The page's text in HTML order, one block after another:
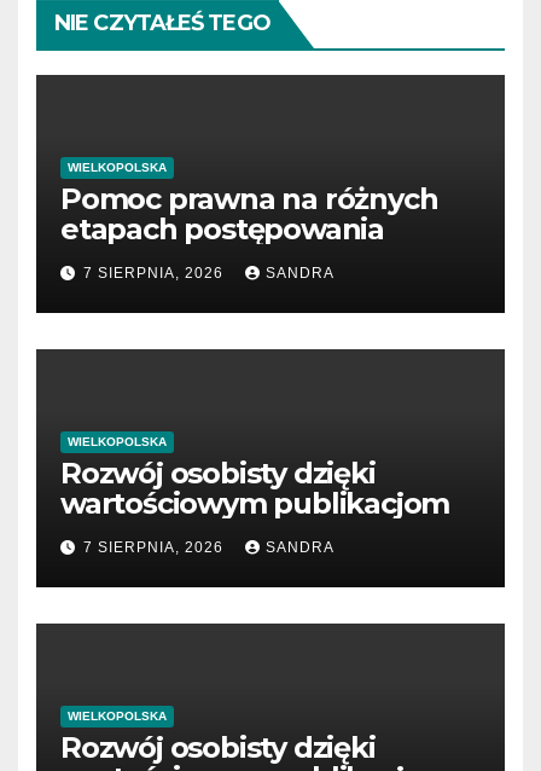
NIE CZYTAŁEŚ TEGO
WIELKOPOLSKA
Pomoc prawna na różnych
etapach postępowania
7 SIERPNIA, 2026 SANDRA
WIELKOPOLSKA
Rozwój osobisty dzięki
wartościowym publikacjom
7 SIERPNIA, 2026 SANDRA
WIELKOPOLSKA
Rozwój osobisty dzięki